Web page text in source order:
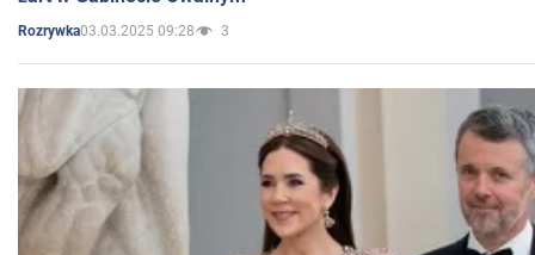
Rozrywka03.03.2025 09:28 3